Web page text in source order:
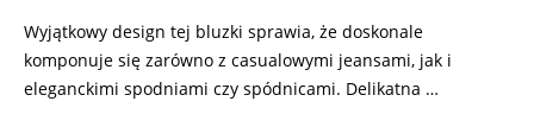
Wyjątkowy design tej bluzki sprawia, że doskonale
komponuje się zarówno z casualowymi jeansami, jak i
eleganckimi spodniami czy spódnicami. Delikatna …